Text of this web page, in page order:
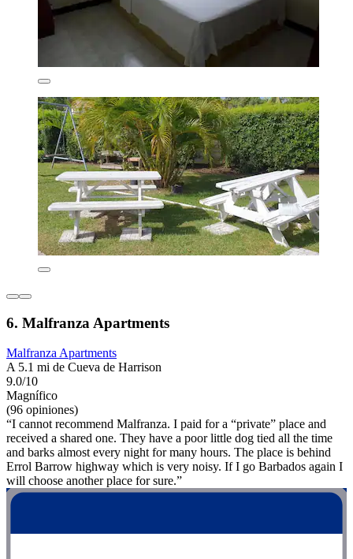
6. Malfranza Apartments
Malfranza Apartments
A 5.1 mi de Cueva de Harrison
9.0/10
Magnífico
(96 opiniones)
“I cannot recommend Malfranza. I paid for a “private” place and
received a shared one. They have a poor little dog tied all the time
and barks almost every night for many hours. The place is behind
Errol Barrow highway which is very noisy. If I go Barbados again I
will choose another place for sure.”